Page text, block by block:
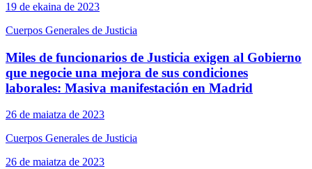
19 de ekaina de 2023
Cuerpos Generales de Justicia
Miles de funcionarios de Justicia exigen al Gobierno
que negocie una mejora de sus condiciones
laborales: Masiva manifestación en Madrid
26 de maiatza de 2023
Cuerpos Generales de Justicia
26 de maiatza de 2023